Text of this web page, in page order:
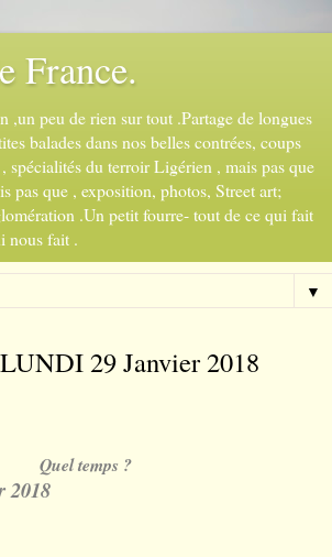
France.
,un peu de rien sur tout .Partage de longues
balades dans nos belles contrées, coups
spécialités du terroir Ligérien , mais pas que
pas que , exposition, photos, Street art;
.Un petit fourre- tout de ce qui fait
nous fait .
▼
29 Janvier 2018
Quel temps ?
2018